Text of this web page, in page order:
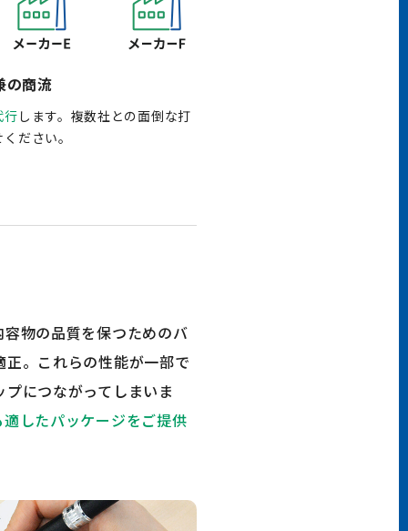
の商流
行 します。複数社との面倒な打
ださい。
容物の品質を保つためのバ
。これらの性能が一部で
につながってしまいま
したパッケージをご提供